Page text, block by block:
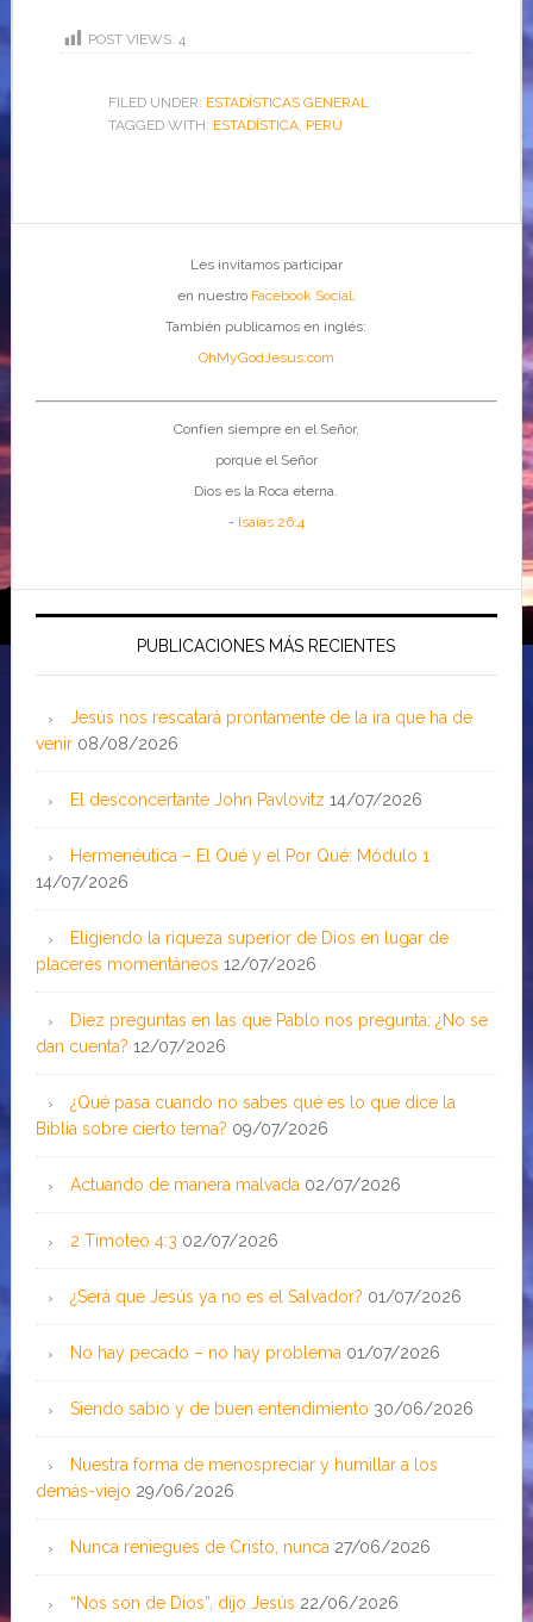
POST VIEWS: 4
FILED UNDER: ESTADÍSTICAS GENERAL
TAGGED WITH: ESTADÍSTICA, PERÚ
Les invitamos participar
en nuestro Facebook Social.
También publicamos en inglés:
OhMyGodJesus.com
Confíen siempre en el Señor,
porque el Señor
Dios es la Roca eterna.
- Isaías 26:4
PUBLICACIONES MÁS RECIENTES
Jesús nos rescatará prontamente de la ira que ha de
venir 08/08/2026
El desconcertante John Pavlovitz 14/07/2026
Hermenéutica – El Qué y el Por Qué: Módulo 1
14/07/2026
Eligiendo la riqueza superior de Dios en lugar de
placeres momentáneos 12/07/2026
Diez preguntas en las que Pablo nos pregunta: ¿No se
dan cuenta? 12/07/2026
¿Qué pasa cuando no sabes qué es lo que dice la
Biblia sobre cierto tema? 09/07/2026
Actuando de manera malvada 02/07/2026
2 Timoteo 4:3 02/07/2026
¿Será que Jesús ya no es el Salvador? 01/07/2026
No hay pecado – no hay problema 01/07/2026
Siendo sabio y de buen entendimiento 30/06/2026
Nuestra forma de menospreciar y humillar a los
demás-viejo 29/06/2026
Nunca reniegues de Cristo, nunca 27/06/2026
“Nos son de Dios”, dijo Jesús 22/06/2026